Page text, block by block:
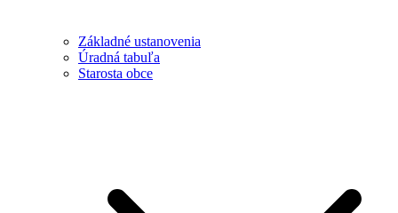
Základné ustanovenia
Úradná tabuľa
Starosta obce